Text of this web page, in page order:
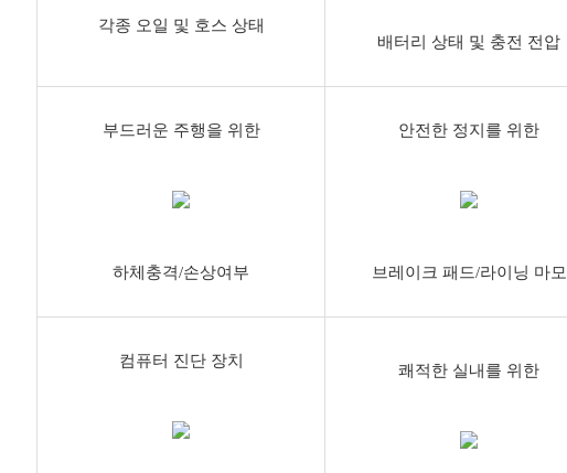
각종 오일 및 호스 상태
배터리 상태 및 충전 전압
부드러운 주행을 위한
하체충격/손상여부
안전한 정지를 위한
브레이크 패드/라이닝 마모
컴퓨터 진단 장치
쾌적한 실내를 위한